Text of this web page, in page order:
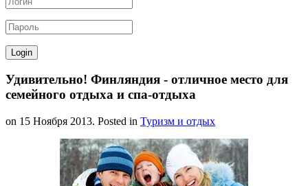
Удивительно! Финляндия - отличное место для
семейного отдыха и спа-отдыха
on 15 Ноября 2013. Posted in Туризм и отдых